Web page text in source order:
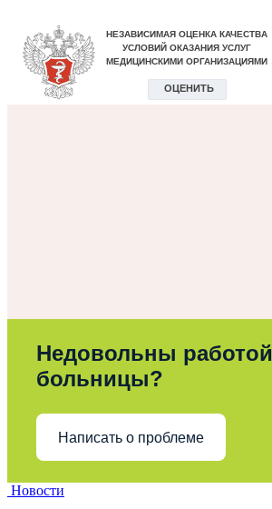
Недовольны работой
больницы?
Написать о проблеме
Новости